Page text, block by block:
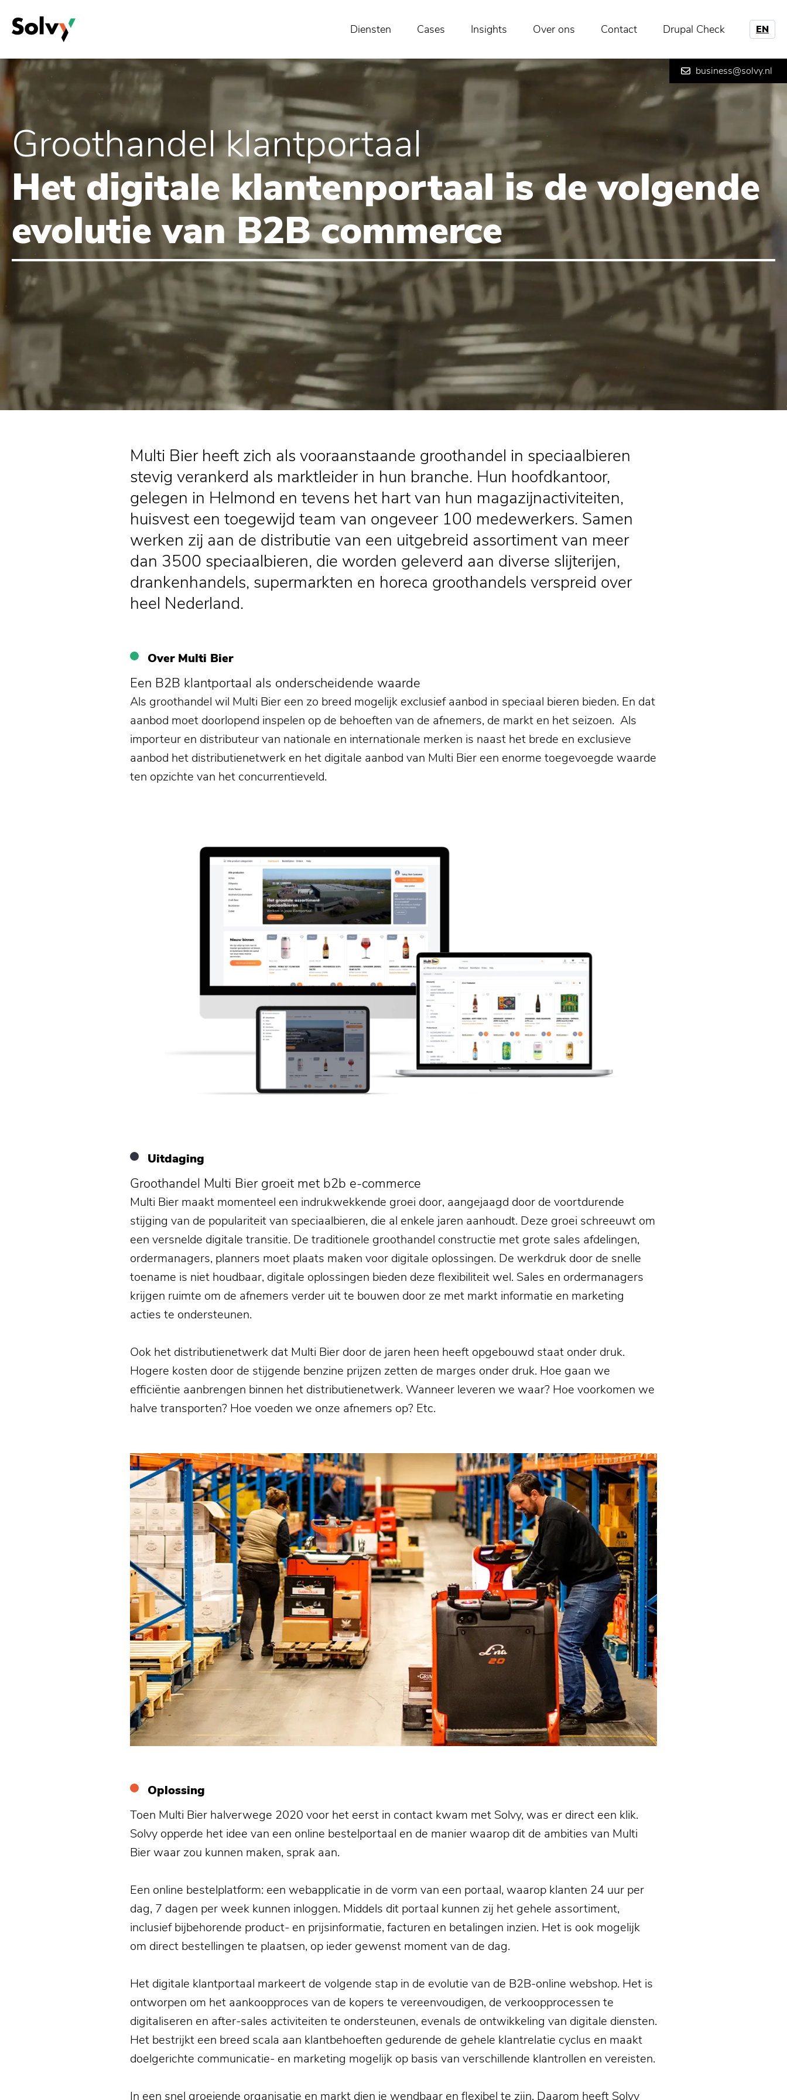
naar
inhoud
gaan
Diensten Cases Insights Over ons Contact Drupal Check EN
business@solvy.nl
Groothandel klantportaal
Het digitale klantenportaal is de volgende
evolutie van B2B commerce
Multi Bier heeft zich als vooraanstaande groothandel in speciaalbieren
stevig verankerd als marktleider in hun branche. Hun hoofdkantoor,
gelegen in Helmond en tevens het hart van hun magazijnactiviteiten,
huisvest een toegewijd team van ongeveer 100 medewerkers. Samen
werken zij aan de distributie van een uitgebreid assortiment van meer
dan 3500 speciaalbieren, die worden geleverd aan diverse slijterijen,
drankenhandels, supermarkten en horeca groothandels verspreid over
heel Nederland.
Over Multi Bier
Een B2B klantportaal als onderscheidende waarde
Als groothandel wil Multi Bier een zo breed mogelijk exclusief aanbod in speciaal bieren bieden. En dat
aanbod moet doorlopend inspelen op de behoeften van de afnemers, de markt en het seizoen. Als
importeur en distributeur van nationale en internationale merken is naast het brede en exclusieve
aanbod het distributienetwerk en het digitale aanbod van Multi Bier een enorme toegevoegde waarde
ten opzichte van het concurrentieveld.
Uitdaging
Groothandel Multi Bier groeit met b2b e-commerce
Multi Bier maakt momenteel een indrukwekkende groei door, aangejaagd door de voortdurende
stijging van de populariteit van speciaalbieren, die al enkele jaren aanhoudt. Deze groei schreeuwt om
een versnelde digitale transitie. De traditionele groothandel constructie met grote sales afdelingen,
ordermanagers, planners moet plaats maken voor digitale oplossingen. De werkdruk door de snelle
toename is niet houdbaar, digitale oplossingen bieden deze flexibiliteit wel. Sales en ordermanagers
krijgen ruimte om de afnemers verder uit te bouwen door ze met markt informatie en marketing
acties te ondersteunen.
Ook het distributienetwerk dat Multi Bier door de jaren heen heeft opgebouwd staat onder druk.
Hogere kosten door de stijgende benzine prijzen zetten de marges onder druk. Hoe gaan we
efficiëntie aanbrengen binnen het distributienetwerk. Wanneer leveren we waar? Hoe voorkomen we
halve transporten? Hoe voeden we onze afnemers op? Etc.
Oplossing
Toen Multi Bier halverwege 2020 voor het eerst in contact kwam met Solvy, was er direct een klik.
Solvy opperde het idee van een online bestelportaal en de manier waarop dit de ambities van Multi
Bier waar zou kunnen maken, sprak aan.
Een online bestelplatform: een webapplicatie in de vorm van een portaal, waarop klanten 24 uur per
dag, 7 dagen per week kunnen inloggen. Middels dit portaal kunnen zij het gehele assortiment,
inclusief bijbehorende product- en prijsinformatie, facturen en betalingen inzien. Het is ook mogelijk
om direct bestellingen te plaatsen, op ieder gewenst moment van de dag.
Het digitale klantportaal markeert de volgende stap in de evolutie van de B2B-online webshop. Het is
ontworpen om het aankoopproces van de kopers te vereenvoudigen, de verkoopprocessen te
digitaliseren en after-sales activiteiten te ondersteunen, evenals de ontwikkeling van digitale diensten.
Het bestrijkt een breed scala aan klantbehoeften gedurende de gehele klantrelatie cyclus en maakt
doelgerichte communicatie- en marketing mogelijk op basis van verschillende klantrollen en vereisten.
In een snel groeiende organisatie en markt dien je wendbaar en flexibel te zijn. Daarom heeft Solvy